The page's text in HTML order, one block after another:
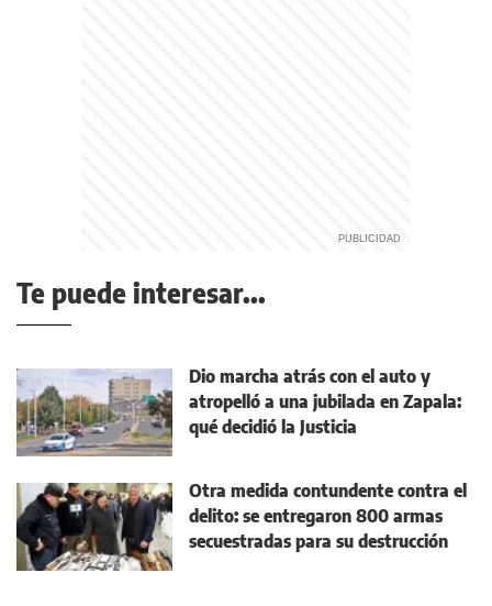
Te puede interesar...
Dio marcha atrás con el auto y
atropelló a una jubilada en Zapala:
qué decidió la Justicia
Otra medida contundente contra el
delito: se entregaron 800 armas
secuestradas para su destrucción